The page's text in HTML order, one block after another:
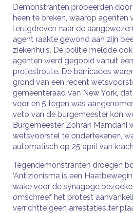
Demonstranten probeerden
heen te breken, waarop agenten
terugdreven naar de
agent raakte gewond aan zijn
ziekenhuis. De politie meldde
agenten werd gegooid vanuit
protestroute. De barricades
grond van een recent
gemeenteraad van New York,
voor en 5 tegen was
veto van de burgemeester kon
Burgemeester Zohran Mamdani
wetsvoorstel te ondertekenen,
automatisch op 25 april van
Tegendemonstranten droegen
‘Antizionisma is een
wake voor de synagoge
omschreef het protest
verrichtte geen arrestaties ter